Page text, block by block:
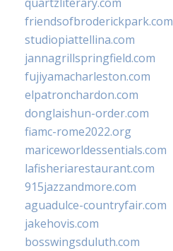
friendsofbroderickpark.com
studiopiattellina.com
jannagrillspringfield.com
fujiyamacharleston.com
elpatronchardon.com
donglaishun-order.com
fiamc-rome2022.org
mariceworldessentials.com
lafisheriarestaurant.com
915jazzandmore.com
aguadulce-countryfair.com
jakehovis.com
bosswingsduluth.com